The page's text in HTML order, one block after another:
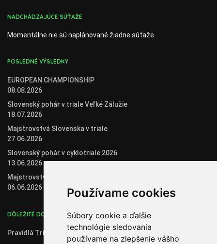
Používame cookies
Súbory cookie a ďalšie
technológie sledovania
používame na zlepšenie vášho
NADCHÁDZAJÚCE SÚŤAŽE
Momentálne nie sú naplánované žiadne súťaže.
POSLEDNÉ VÝSLEDKY
EUROPEAN CHAMPIONSHIP
08.08.2026
Slovenský pohár v triale Veľké Zálužie
18.07.2026
Majstrovstvá Slovenska v triale
27.06.2026
Slovenský pohár v cyklotriale 2026
13.06.2026
Majstrovstvá Slovenska v biketriale
06.06.2026
DÔLEŽITÉ DOKUMENTY
Pravidlá Trial 2020